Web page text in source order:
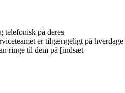
på deres
er tilgængeligt på hverdage
ringe til dem på [indsæt